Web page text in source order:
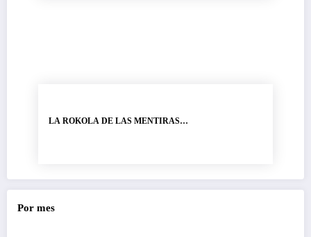
LA ROKOLA DE LAS MENTIRAS…
Por mes